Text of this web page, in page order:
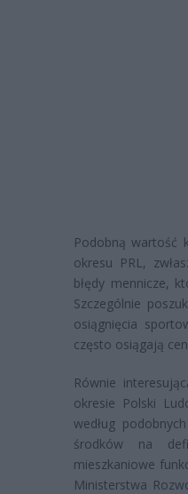
Podobną wartość
okresu PRL,
błędy mennicze,
Szczególnie
osiągnięcia
często osiągają
Równie
okresie Polski
według
środków na
mieszkaniowe
Ministerstwa